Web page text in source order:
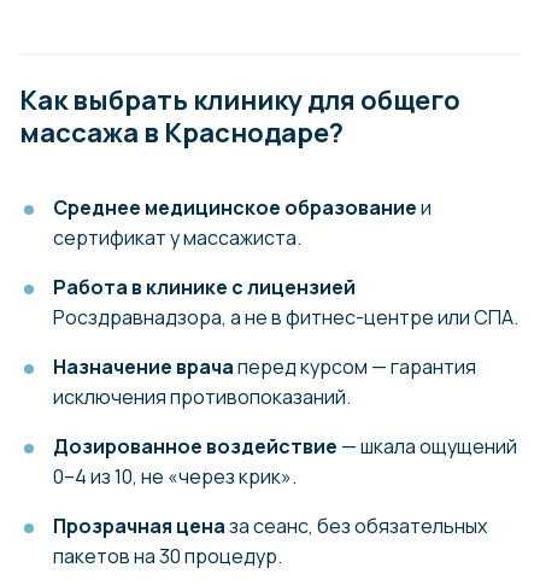
Как выбрать клинику для общего
массажа в Краснодаре?
Среднее медицинское образованиеи
сертификат у массажиста.
Работа в клинике с лицензией
Росздравнадзора, а не в фитнес-центре или СПА.
Назначение врачаперед курсом — гарантия
исключения противопоказаний.
Дозированное воздействие — шкала ощущений
0–4 из 10, не «через крик».
Прозрачная ценаза сеанс, без обязательных
пакетов на 30 процедур.
С нами у вас
получится